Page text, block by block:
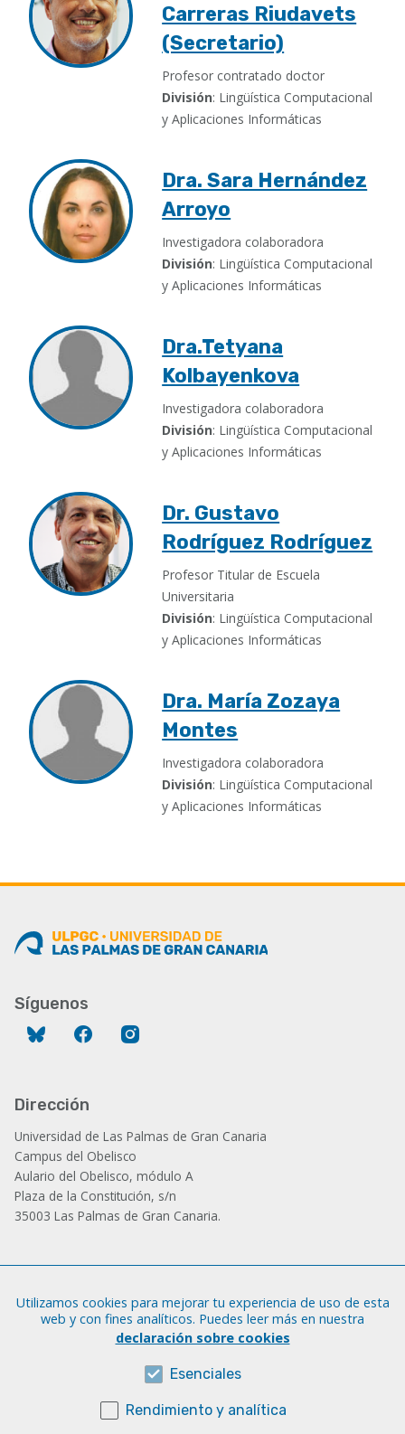
Carreras Riudavets
(Secretario)
Profesor contratado doctor
División: Lingüística Computacional
y Aplicaciones Informáticas
Dra. Sara Hernández
Arroyo
Investigadora colaboradora
División: Lingüística Computacional
y Aplicaciones Informáticas
Dra.Tetyana
Kolbayenkova
Investigadora colaboradora
División: Lingüística Computacional
y Aplicaciones Informáticas
Dr. Gustavo
Rodríguez Rodríguez
Profesor Titular de Escuela
Universitaria
División: Lingüística Computacional
y Aplicaciones Informáticas
Dra. María Zozaya
Montes
Investigadora colaboradora
División: Lingüística Computacional
y Aplicaciones Informáticas
Síguenos
Bluesky Facebook
Dirección
Universidad de Las Palmas de Gran Canaria
Campus del Obelisco
Aulario del Obelisco, módulo A
Plaza de la Constitución, s/n
35003 Las Palmas de Gran Canaria.
Tfno.: +34 928 452 771 / 452 787
Fax: +34 928 451 701
Sobre esta web
Utilizamos cookies para mejorar tu experiencia de uso de esta
web y con fines analíticos. Puedes leer más en nuestra
declaración sobre cookies
Esenciales
Rendimiento y analítica